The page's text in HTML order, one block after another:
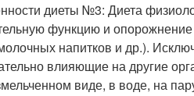
диеты №3: Диета
функцию и
напитков и др.).
влияющие на другие
виде, в воде, на